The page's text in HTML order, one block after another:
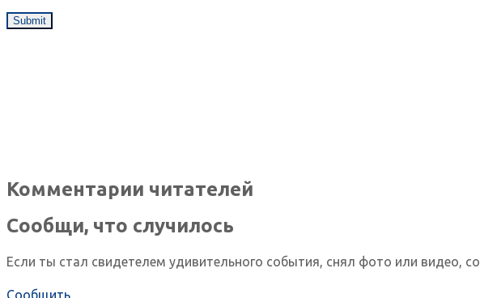
Комментарии читателей
Сообщи, что случилось
Если ты стал свидетелем удивительного события, снял фото или видео,
Сообщить